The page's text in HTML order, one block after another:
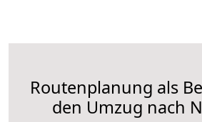
Routenplanung als
den Umzug nach